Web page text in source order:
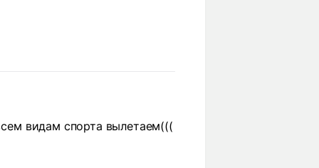
видам спорта вылетаем(((